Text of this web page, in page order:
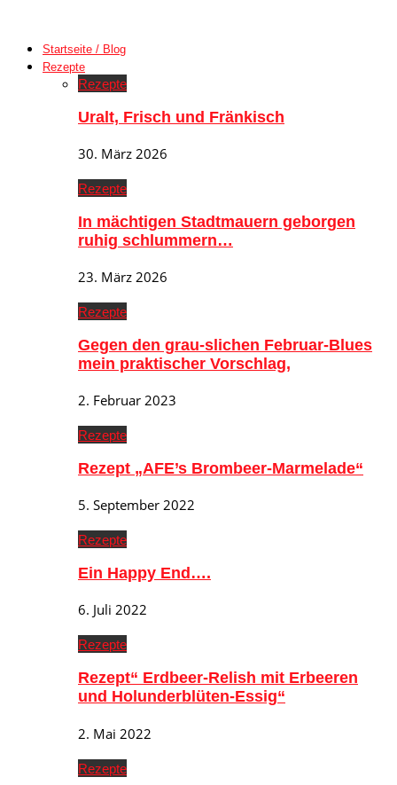
Startseite / Blog
Rezepte
Rezepte
Uralt, Frisch und Fränkisch
30. März 2026
Rezepte
In mächtigen Stadtmauern geborgen
ruhig schlummern…
23. März 2026
Rezepte
Gegen den grau-slichen Februar-Blues
mein praktischer Vorschlag,
2. Februar 2023
Rezepte
Rezept „AFE’s Brombeer-Marmelade“
5. September 2022
Rezepte
Ein Happy End….
6. Juli 2022
Rezepte
Rezept“ Erdbeer-Relish mit Erbeeren
und Holunderblüten-Essig“
2. Mai 2022
Rezepte